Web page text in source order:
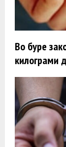
Во буре
килограми